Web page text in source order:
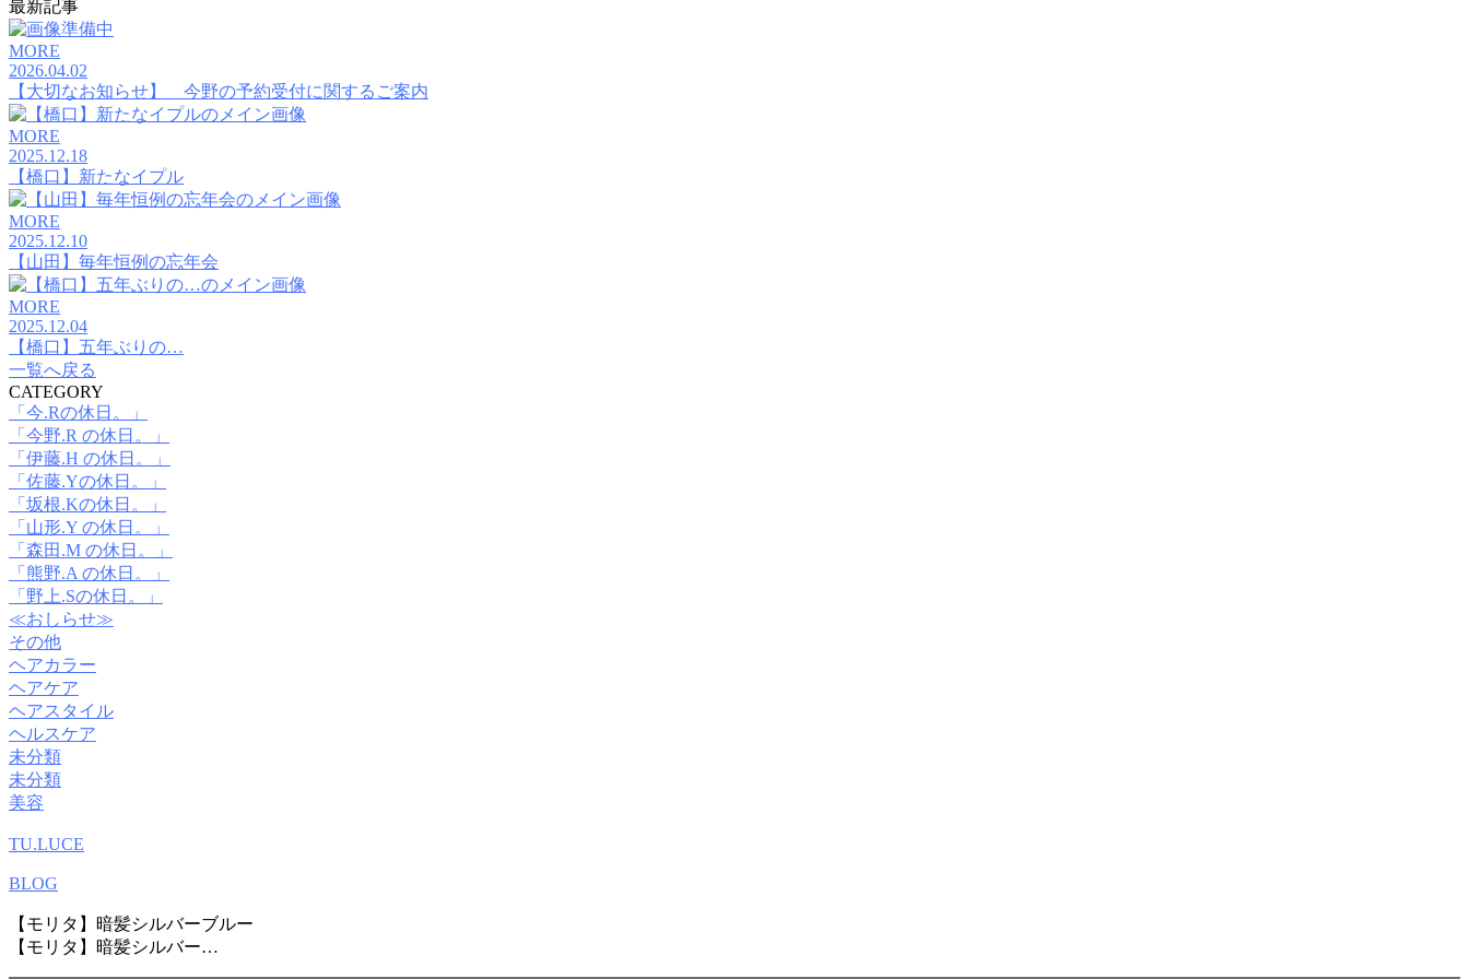
最新記事
MORE
2026.04.02
【大切なお知らせ】 今野の予約受付に関するご案内
MORE
2025.12.18
【橋口】新たなイプル
MORE
2025.12.10
【山田】毎年恒例の忘年会
MORE
2025.12.04
【橋口】五年ぶりの…
一覧へ戻る
CATEGORY
「今.Rの休日。」
「今野.R の休日。」
「伊藤.H の休日。」
「佐藤.Yの休日。」
「坂根.Kの休日。」
「山形.Y の休日。」
「森田.M の休日。」
「熊野.A の休日。」
「野上.Sの休日。」
≪おしらせ≫
その他
ヘアカラー
ヘアケア
ヘアスタイル
ヘルスケア
未分類
未分類
美容
TU.LUCE
BLOG
【モリタ】暗髪シルバーブルー
【モリタ】暗髪シルバー…